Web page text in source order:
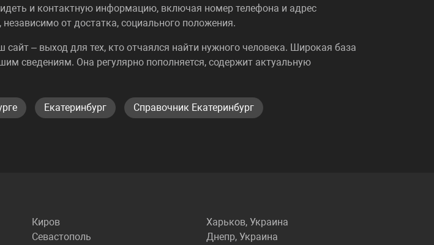
и контактную информацию, включая номер телефона и адрес
от достатка, социального положения.
сайт – выход для тех, кто отчаялся найти нужного человека. Широкая база
сведениям. Она регулярно пополняется, содержит актуальную
Екатеринбург Справочник Екатеринбург
Киров
Севастополь
Харьков, Украина
Днепр, Украина